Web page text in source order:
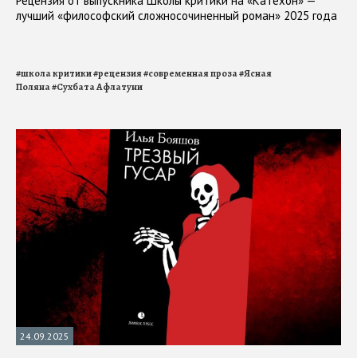
лучший «философский сложносочиненный роман» 2025 года
#школа критики#рецензия#современная проза#Ясная
Поляна#Сухбата Афлатуни
24.09.2025